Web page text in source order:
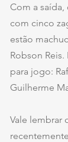
Com a
com cinco
estão
Robson
para jogo:
Guilherme
Vale lembrar